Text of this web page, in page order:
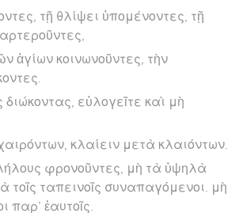
τῇ θλίψει ὑπομένοντες, τῇ
ἁγίων κοινωνοῦντες, τὴν
διώκοντας, εὐλογεῖτε καὶ μὴ
κλαίειν μετὰ κλαιόντων.
φρονοῦντες, μὴ τὰ ὑψηλὰ
τοῖς ταπεινοῖς συναπαγόμενοι. μὴ
παρ’ ἑαυτοῖς.